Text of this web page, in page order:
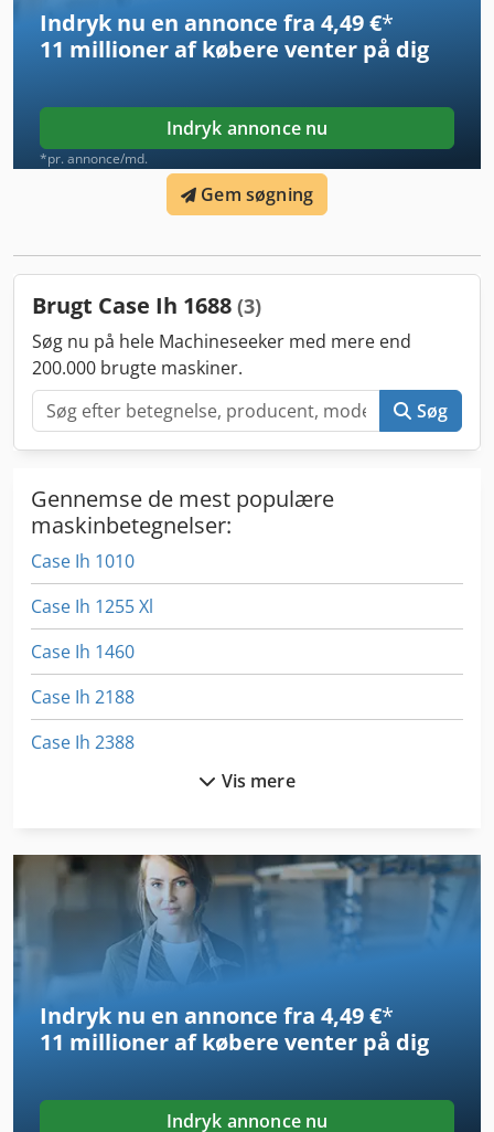
Indryk nu en annonce fra 4,49 €*
11 millioner af købere venter på dig
Indryk annonce nu
*pr. annonce/md.
Gem søgning
Brugt Case Ih 1688 (3)
Søg nu på hele Machineseeker med mere end
200.000 brugte maskiner.
Søg
Gennemse de mest populære
maskinbetegnelser:
Case Ih 1010
Case Ih 1255 Xl
Case Ih 1460
Case Ih 2188
Case Ih 2388
Case Ih 4230
Case Ih 744
Case Ih 8010
Case Ih 844 S
Case Ih 844 Xla
Vis mere
Indryk nu en annonce fra 4,49 €*
11 millioner af købere venter på dig
Indryk annonce nu